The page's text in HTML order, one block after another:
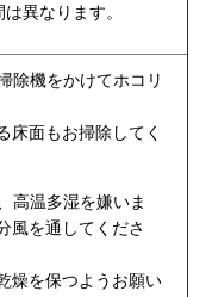
異なります。
除機をかけてホコリ
床面もお掃除してく
高温多湿を嫌いま
風を通してくださ
燥を保つようお願い